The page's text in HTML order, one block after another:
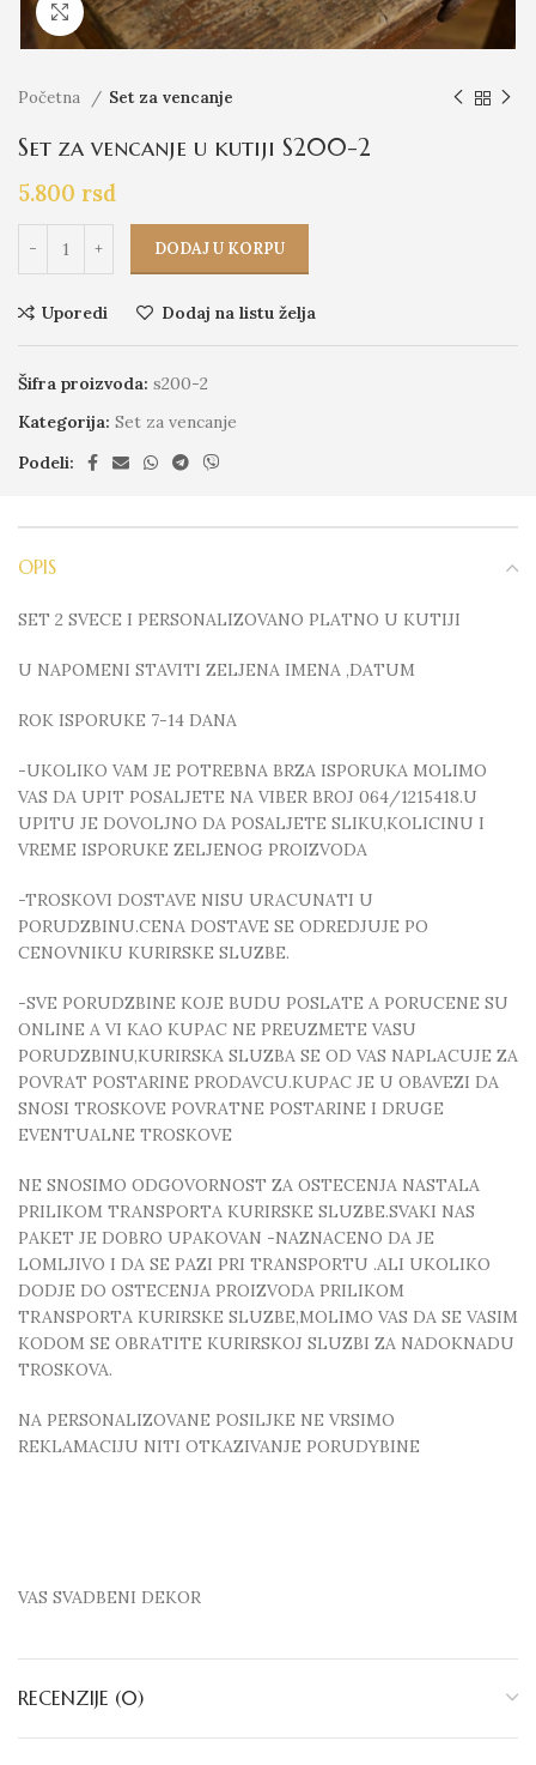
Click to enlarge
Početna Set za vencanje
Set za vencanje u kutiji S200-2
5.800 rsd
DODAJ U KORPU
Uporedi Dodaj na listu želja
Šifra proizvoda: s200-2
Kategorija: Set za vencanje
Podeli:
OPIS
SET 2 SVECE I PERSONALIZOVANO PLATNO U KUTIJI
U NAPOMENI STAVITI ZELJENA IMENA ,DATUM
ROK ISPORUKE 7-14 DANA
-UKOLIKO VAM JE POTREBNA BRZA ISPORUKA MOLIMO
VAS DA UPIT POSALJETE NA VIBER BROJ 064/1215418.U
UPITU JE DOVOLJNO DA POSALJETE SLIKU,KOLICINU I
VREME ISPORUKE ZELJENOG PROIZVODA
-TROSKOVI DOSTAVE NISU URACUNATI U
PORUDZBINU.CENA DOSTAVE SE ODREDJUJE PO
CENOVNIKU KURIRSKE SLUZBE.
-SVE PORUDZBINE KOJE BUDU POSLATE A PORUCENE SU
ONLINE A VI KAO KUPAC NE PREUZMETE VASU
PORUDZBINU,KURIRSKA SLUZBA SE OD VAS NAPLACUJE ZA
POVRAT POSTARINE PRODAVCU.KUPAC JE U OBAVEZI DA
SNOSI TROSKOVE POVRATNE POSTARINE I DRUGE
EVENTUALNE TROSKOVE
NE SNOSIMO ODGOVORNOST ZA OSTECENJA NASTALA
PRILIKOM TRANSPORTA KURIRSKE SLUZBE.SVAKI NAS
PAKET JE DOBRO UPAKOVAN -NAZNACENO DA JE
LOMLJIVO I DA SE PAZI PRI TRANSPORTU .ALI UKOLIKO
DODJE DO OSTECENJA PROIZVODA PRILIKOM
TRANSPORTA KURIRSKE SLUZBE,MOLIMO VAS DA SE VASIM
KODOM SE OBRATITE KURIRSKOJ SLUZBI ZA NADOKNADU
TROSKOVA.
NA PERSONALIZOVANE POSILJKE NE VRSIMO
REKLAMACIJU NITI OTKAZIVANJE PORUDYBINE
VAS SVADBENI DEKOR
RECENZIJE (0)